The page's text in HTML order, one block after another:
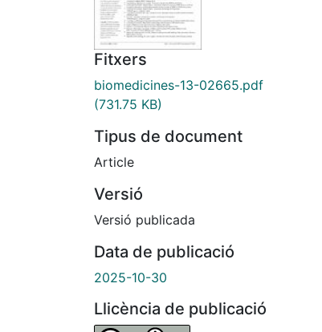
Fitxers
biomedicines-13-02665.pdf
(731.75 KB)
Tipus de document
Article
Versió
Versió publicada
Data de publicació
2025-10-30
Llicència de publicació